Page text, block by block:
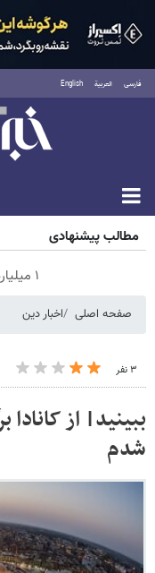
فارسی العربية English
شنبه ۱۷ مرداد ۱۴۰۵
مطالب پیشنهادی
۱ میلیارد اعتبار خرید طلا | بدون ضامن و چک
صفحه اصلی اخبار دین
۳ نفر
ببینید| از کانادا
شدم